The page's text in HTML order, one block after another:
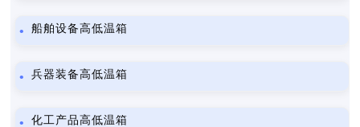
船舶设备高低温箱
兵器装备高低温箱
化工产品高低温箱